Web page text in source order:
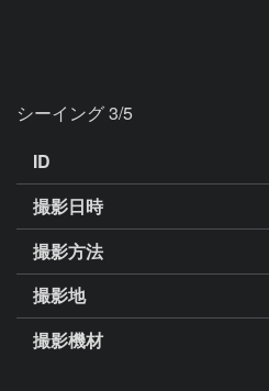
ID
撮影日時
撮影方法
撮影地
撮影機材